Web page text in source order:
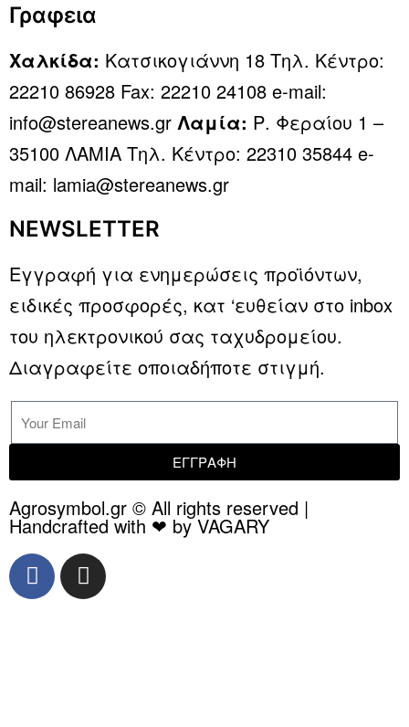
Γραφεια
Χαλκίδα: Κατσικογιάννη 18 Τηλ. Κέντρο:
22210 86928 Fax: 22210 24108 e-mail:
info@stereanews.gr Λαμία: Ρ. Φεραίου 1 –
35100 ΛΑΜΙΑ Τηλ. Κέντρο: 22310 35844 e-
mail: lamia@stereanews.gr
NEWSLETTER
Εγγραφή για ενημερώσεις προϊόντων,
ειδικές προσφορές, κατ ‘ευθείαν στο inbox
του ηλεκτρονικού σας ταχυδρομείου.
Διαγραφείτε οποιαδήποτε στιγμή.
ΕΓΓΡΑΦΗ
Agrosymbol.gr © All rights reserved |
Handcrafted with ❤ by VAGARY